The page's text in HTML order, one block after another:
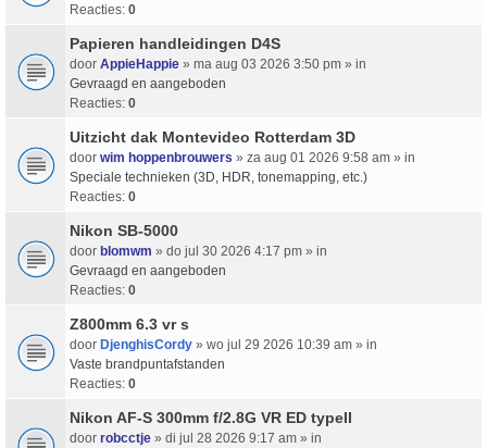
Reacties: 0
Papieren handleidingen D4S
door AppieHappie » ma aug 03 2026 3:50 pm » in
Gevraagd en aangeboden
Reacties: 0
Uitzicht dak Montevideo Rotterdam 3D
door wim hoppenbrouwers » za aug 01 2026 9:58 am » in
Speciale technieken (3D, HDR, tonemapping, etc.)
Reacties: 0
Nikon SB-5000
door blomwm » do jul 30 2026 4:17 pm » in
Gevraagd en aangeboden
Reacties: 0
Z800mm 6.3 vr s
door DjenghisCordy » wo jul 29 2026 10:39 am » in
Vaste brandpuntafstanden
Reacties: 0
Nikon AF-S 300mm f/2.8G VR ED typeII
door robcctje » di jul 28 2026 9:17 am » in